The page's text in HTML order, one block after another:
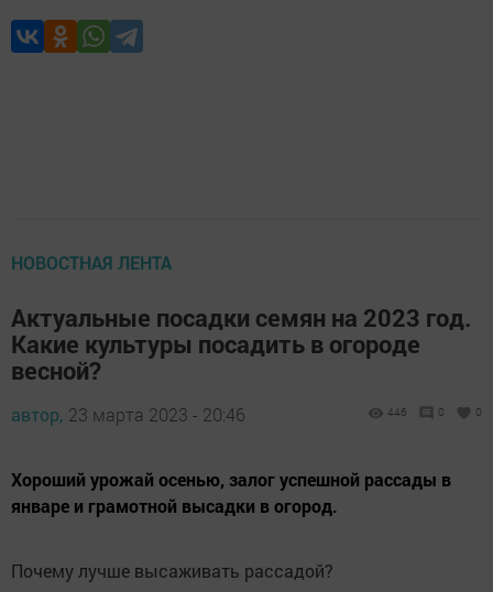
НОВОСТНАЯ ЛЕНТА
Актуальные посадки семян на 2023 год.
Какие культуры посадить в огороде
весной?
автор, 23 марта 2023 - 20:46 446 0 0
Хороший урожай осенью, залог успешной рассады в
январе и грамотной высадки в огород.
Почему лучше высаживать рассадой?